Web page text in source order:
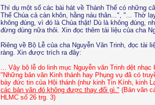
Thí dụ một số các bài hát về Thánh Thể có những
Thể Chúa cả càn khôn, hằng náu thân...", "... Thờ
không đúng, vì đó là Chúa thật! Dù là không đúng,
đừng dùng nữa thôi. Xin đọc thêm tài liệu của cha
Riêng về Bộ Lễ của cha Nguyễn Văn Trinh, đọc tài
ràng. Xin được trích ra đây:
... Vậy bộ lễ do linh mục Nguyễn văn Trinh dệt nhạc
"Những bản văn Kinh thánh hay Phụng vụ đã có
bày đức tin của Hội thánh (như kinh Tin Kính, kinh
các bản văn đó không được thay đổi gì." (Bản văn
HLMC số 26 trg. 3)